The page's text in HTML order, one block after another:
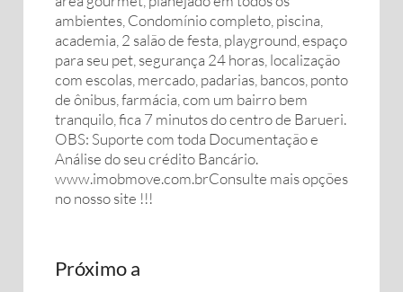
ambientes, Condomínio completo, piscina,
academia, 2 salão de festa, playground, espaço
para seu pet, segurança 24 horas, localização
com escolas, mercado, padarias, bancos, ponto
de ônibus, farmácia, com um bairro bem
tranquilo, fica 7 minutos do centro de Barueri.
OBS: Suporte com toda Documentação e
Análise do seu crédito Bancário.
www.imobmove.com.brConsulte mais opções
no nosso site !!!
Próximo a